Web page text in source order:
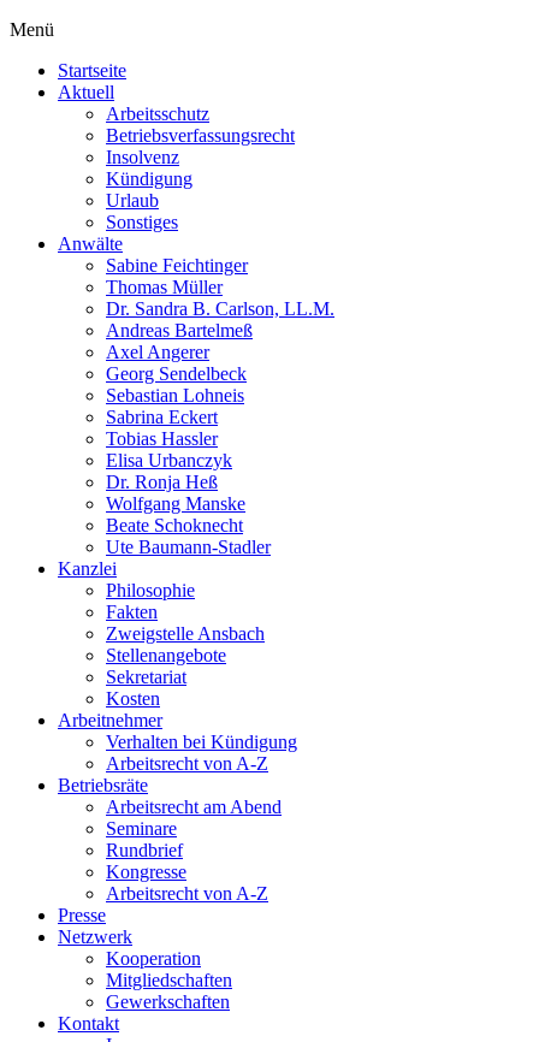
Menü
Startseite
Aktuell
Arbeitsschutz
Betriebsverfassungsrecht
Insolvenz
Kündigung
Urlaub
Sonstiges
Anwälte
Sabine Feichtinger
Thomas Müller
Dr. Sandra B. Carlson, LL.M.
Andreas Bartelmeß
Axel Angerer
Georg Sendelbeck
Sebastian Lohneis
Sabrina Eckert
Tobias Hassler
Elisa Urbanczyk
Dr. Ronja Heß
Wolfgang Manske
Beate Schoknecht
Ute Baumann-Stadler
Kanzlei
Philosophie
Fakten
Zweigstelle Ansbach
Stellenangebote
Sekretariat
Kosten
Arbeitnehmer
Verhalten bei Kündigung
Arbeitsrecht von A-Z
Betriebsräte
Arbeitsrecht am Abend
Seminare
Rundbrief
Kongresse
Arbeitsrecht von A-Z
Presse
Netzwerk
Kooperation
Mitgliedschaften
Gewerkschaften
Kontakt